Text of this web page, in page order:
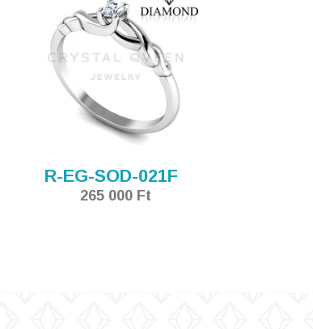
R-EG-SOD-021F
265 000 Ft